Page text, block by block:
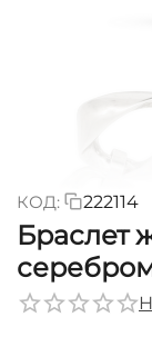
КОД: 222114
Браслет